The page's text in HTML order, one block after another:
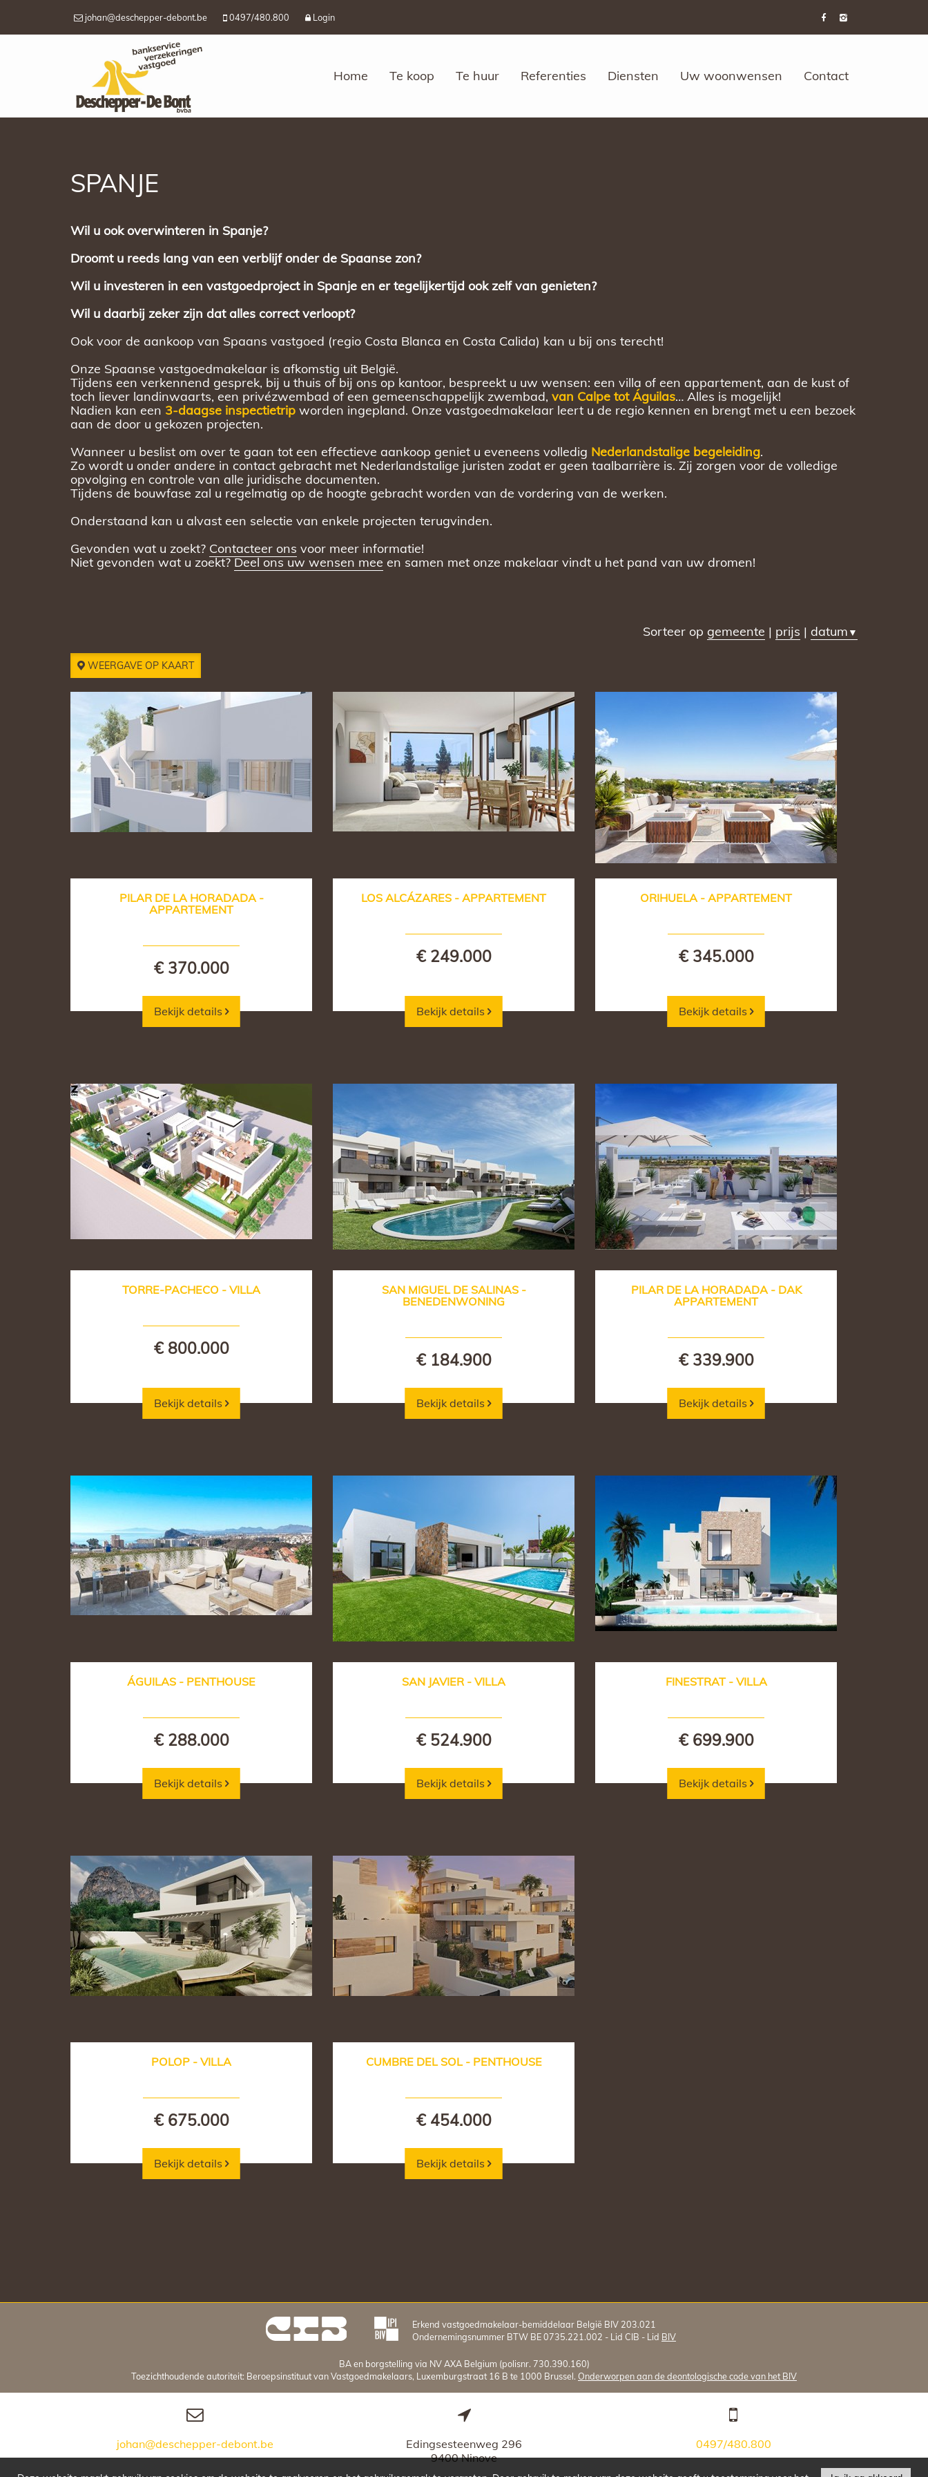
johan@deschepper-debont.be 0497/480.800 Login
Home Te koop Te huur Referenties Diensten Uw woonwensen Contact
SPANJE
Wil u ook overwinteren in Spanje?
Droomt u reeds lang van een verblijf onder de Spaanse zon?
Wil u investeren in een vastgoedproject in Spanje en er tegelijkertijd ook zelf van genieten?
Wil u daarbij zeker zijn dat alles correct verloopt?
Ook voor de aankoop van Spaans vastgoed (regio Costa Blanca en Costa Calida) kan u bij ons terecht!
Onze Spaanse vastgoedmakelaar is afkomstig uit België.
Tijdens een verkennend gesprek, bij u thuis of bij ons op kantoor, bespreekt u uw wensen: een villa of een appartement, aan de kust of
toch liever landinwaarts, een privézwembad of een gemeenschappelijk zwembad, van Calpe tot Águilas… Alles is mogelijk!
Nadien kan een 3-daagse inspectietrip worden ingepland. Onze vastgoedmakelaar leert u de regio kennen en brengt met u een bezoek
aan de door u gekozen projecten.
Wanneer u beslist om over te gaan tot een effectieve aankoop geniet u eveneens volledig Nederlandstalige begeleiding.
Zo wordt u onder andere in contact gebracht met Nederlandstalige juristen zodat er geen taalbarrière is. Zij zorgen voor de volledige
opvolging en controle van alle juridische documenten.
Tijdens de bouwfase zal u regelmatig op de hoogte gebracht worden van de vordering van de werken.
Onderstaand kan u alvast een selectie van enkele projecten terugvinden.
Gevonden wat u zoekt? Contacteer ons voor meer informatie!
Niet gevonden wat u zoekt?Deel ons uw wensen mee en samen met onze makelaar vindt u het pand van uw dromen!
Sorteer op gemeente | prijs | datum ▼
WEERGAVE OP KAART
PILAR DE LA HORADADA -
APPARTEMENT
€ 370.000
Bekijk details
LOS ALCÁZARES - APPARTEMENT
€ 249.000
Bekijk details
ORIHUELA - APPARTEMENT
€ 345.000
Bekijk details
TORRE-PACHECO - VILLA
€ 800.000
Bekijk details
SAN MIGUEL DE SALINAS -
BENEDENWONING
€ 184.900
Bekijk details
PILAR DE LA HORADADA - DAK
APPARTEMENT
€ 339.900
Bekijk details
ÁGUILAS - PENTHOUSE
€ 288.000
Bekijk details
SAN JAVIER - VILLA
€ 524.900
Bekijk details
FINESTRAT - VILLA
€ 699.900
Bekijk details
POLOP - VILLA
€ 675.000
Bekijk details
CUMBRE DEL SOL - PENTHOUSE
€ 454.000
Bekijk details
Erkend vastgoedmakelaar-bemiddelaar België BIV 203.021
Ondernemingsnummer BTW BE 0735.221.002 - Lid CIB - Lid BIV
BA en borgstelling via NV AXA Belgium (polisnr. 730.390.160)
Toezichthoudende autoriteit: Beroepsinstituut van Vastgoedmakelaars, Luxemburgstraat 16 B te 1000 Brussel. Onderworpen aan de deontologische code van het BIV
johan@deschepper-debont.be
Edingsesteenweg 296
9400 Ninove
0497/480.800